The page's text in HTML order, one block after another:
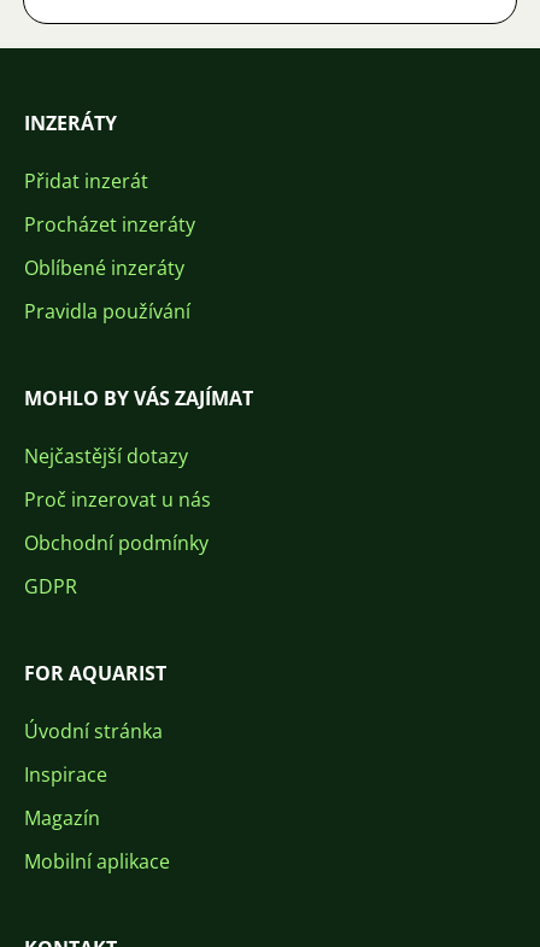
INZERÁTY
Přidat inzerát
Procházet inzeráty
Oblíbené inzeráty
Pravidla používání
MOHLO BY VÁS ZAJÍMAT
Nejčastější dotazy
Proč inzerovat u nás
Obchodní podmínky
GDPR
FOR AQUARIST
Úvodní stránka
Inspirace
Magazín
Mobilní aplikace